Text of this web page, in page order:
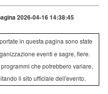
2026-04-16 14:38:45
in questa pagina sono state
eventi e sagre, fiere.
che potrebbero variare,
il sito ufficiale dell'evento.